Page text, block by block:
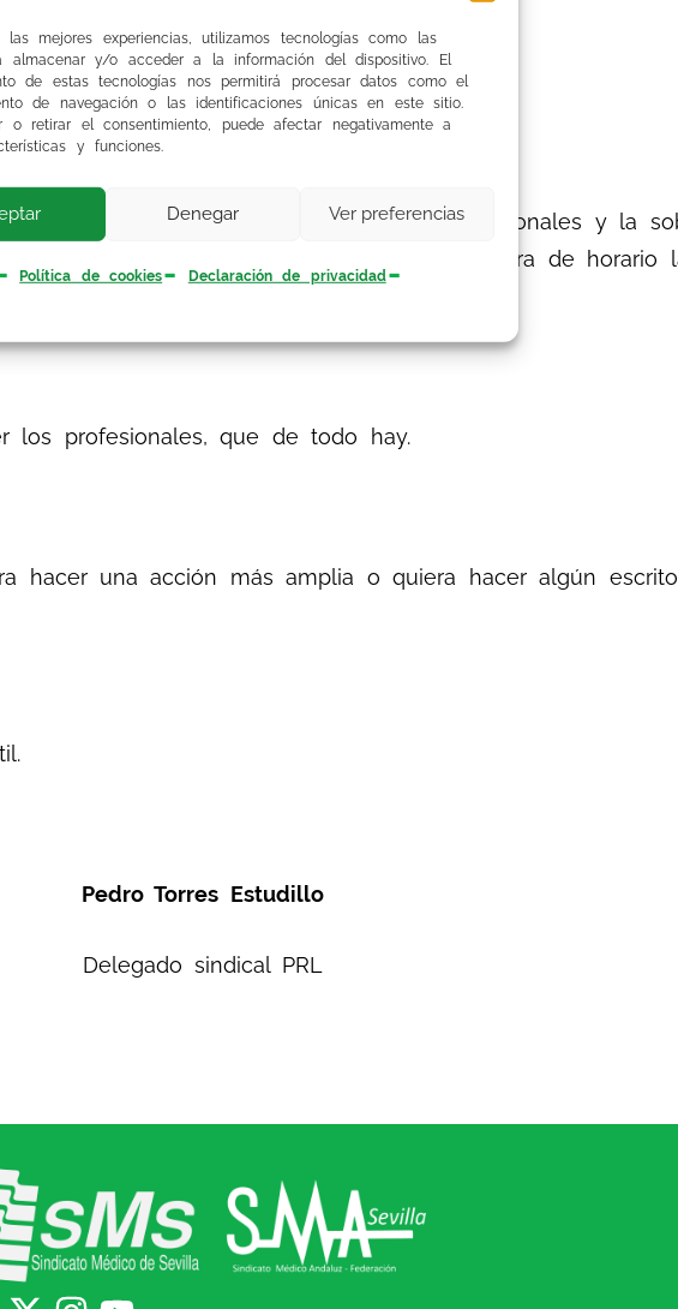
las mejores experiencias, utilizamos tecnologías como las
almacenar y/o acceder a la información del dispositivo. El
de estas tecnologías nos permitirá procesar datos como el
de navegación o las identificaciones únicas en este sitio.
o retirar el consentimiento, puede afectar negativamente a
y funciones.
Denegar Ver preferencias
Política de cookies Declaración de privacidad
salud corresponde al profesional.
de dificultad para sustituir a los profesionales y la
que hagan los reconocimientos fuera de horario
los profesionales, que de todo hay.
hacer una acción más amplia o quiera hacer algún
Pedro Torres Estudillo
Delegado sindical PRL